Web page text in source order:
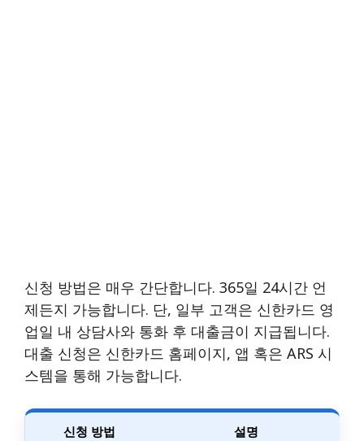
신청 방법은 매우 간단합니다. 365일 24시간 언
제든지 가능합니다. 단, 일부 고객은 신한카드 영
업일 내 상담사와 통화 후 대출금이 지급됩니다.
대출 신청은 신한카드 홈페이지, 앱 혹은 ARS 시
스템을 통해 가능합니다.
신청 방법 설명